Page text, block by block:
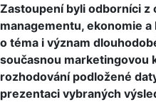
Zastoupení byli odborníci z
managementu, ekonomie
o téma i význam
současnou marketingovou
rozhodování podložené
prezentaci vybraných